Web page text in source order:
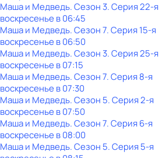
Маша и Медведь. Сезон 3. Серия 22-я
воскресенье в06:45
Маша и Медведь. Сезон 7. Серия 15-я
воскресенье в06:50
Маша и Медведь. Сезон 3. Серия 25-я
воскресенье в07:15
Маша и Медведь. Сезон 7. Серия 8-я
воскресенье в07:30
Маша и Медведь. Сезон 5. Серия 2-я
воскресенье в07:50
Маша и Медведь. Сезон 7. Серия 6-я
воскресенье в08:00
Маша и Медведь. Сезон 5. Серия 5-я